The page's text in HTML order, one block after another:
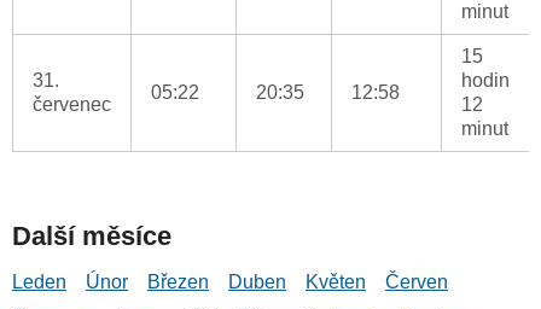
minut
31.
červenec
05:22 20:35 12:58
15
hodin
12
minut
Další měsíce
Leden Únor Březen Duben Květen
Červen